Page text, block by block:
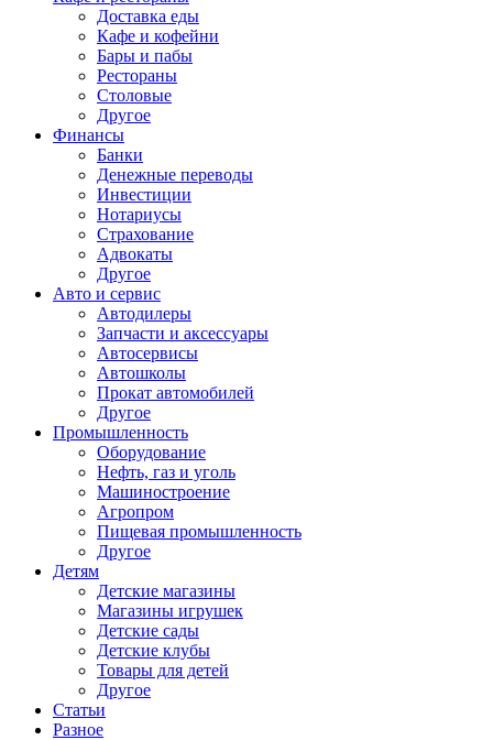
Доставка еды
Кафе и кофейни
Бары и пабы
Рестораны
Столовые
Другое
Финансы
Банки
Денежные переводы
Инвестиции
Нотариусы
Страхование
Адвокаты
Другое
Авто и сервис
Автодилеры
Запчасти и аксессуары
Автосервисы
Автошколы
Прокат автомобилей
Другое
Промышленность
Оборудование
Нефть, газ и уголь
Машиностроение
Агропром
Пищевая промышленность
Другое
Детям
Детские магазины
Магазины игрушек
Детские сады
Детские клубы
Товары для детей
Другое
Статьи
Разное